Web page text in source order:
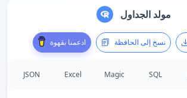
مولد الجداول
ادعمنا بقهوة نسخ إلى الحافظة
JSON Excel Magic SQL